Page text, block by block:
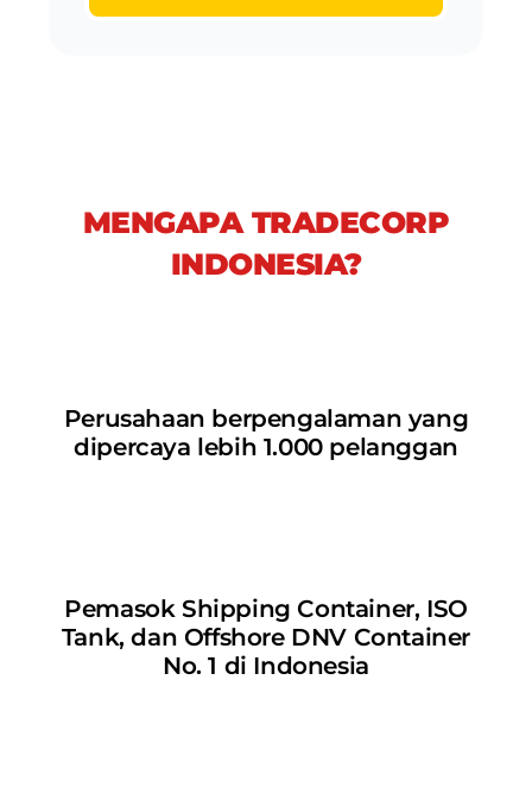
MENGAPA TRADECORP
INDONESIA?
Perusahaan berpengalaman yang
dipercaya lebih 1.000 pelanggan
Pemasok Shipping Container, ISO
Tank, dan Offshore DNV Container
No. 1 di Indonesia